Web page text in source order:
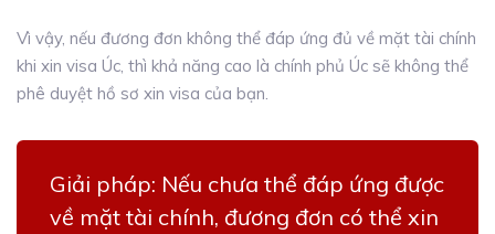
Vì vậy, nếu đương đơn không thể đáp ứng đủ về mặt tài chính
khi xin visa Úc, thì khả năng cao là chính phủ Úc sẽ không thể
phê duyệt hồ sơ xin visa của bạn.
Giải pháp: Nếu chưa thể đáp ứng được
về mặt tài chính, đương đơn có thể xin